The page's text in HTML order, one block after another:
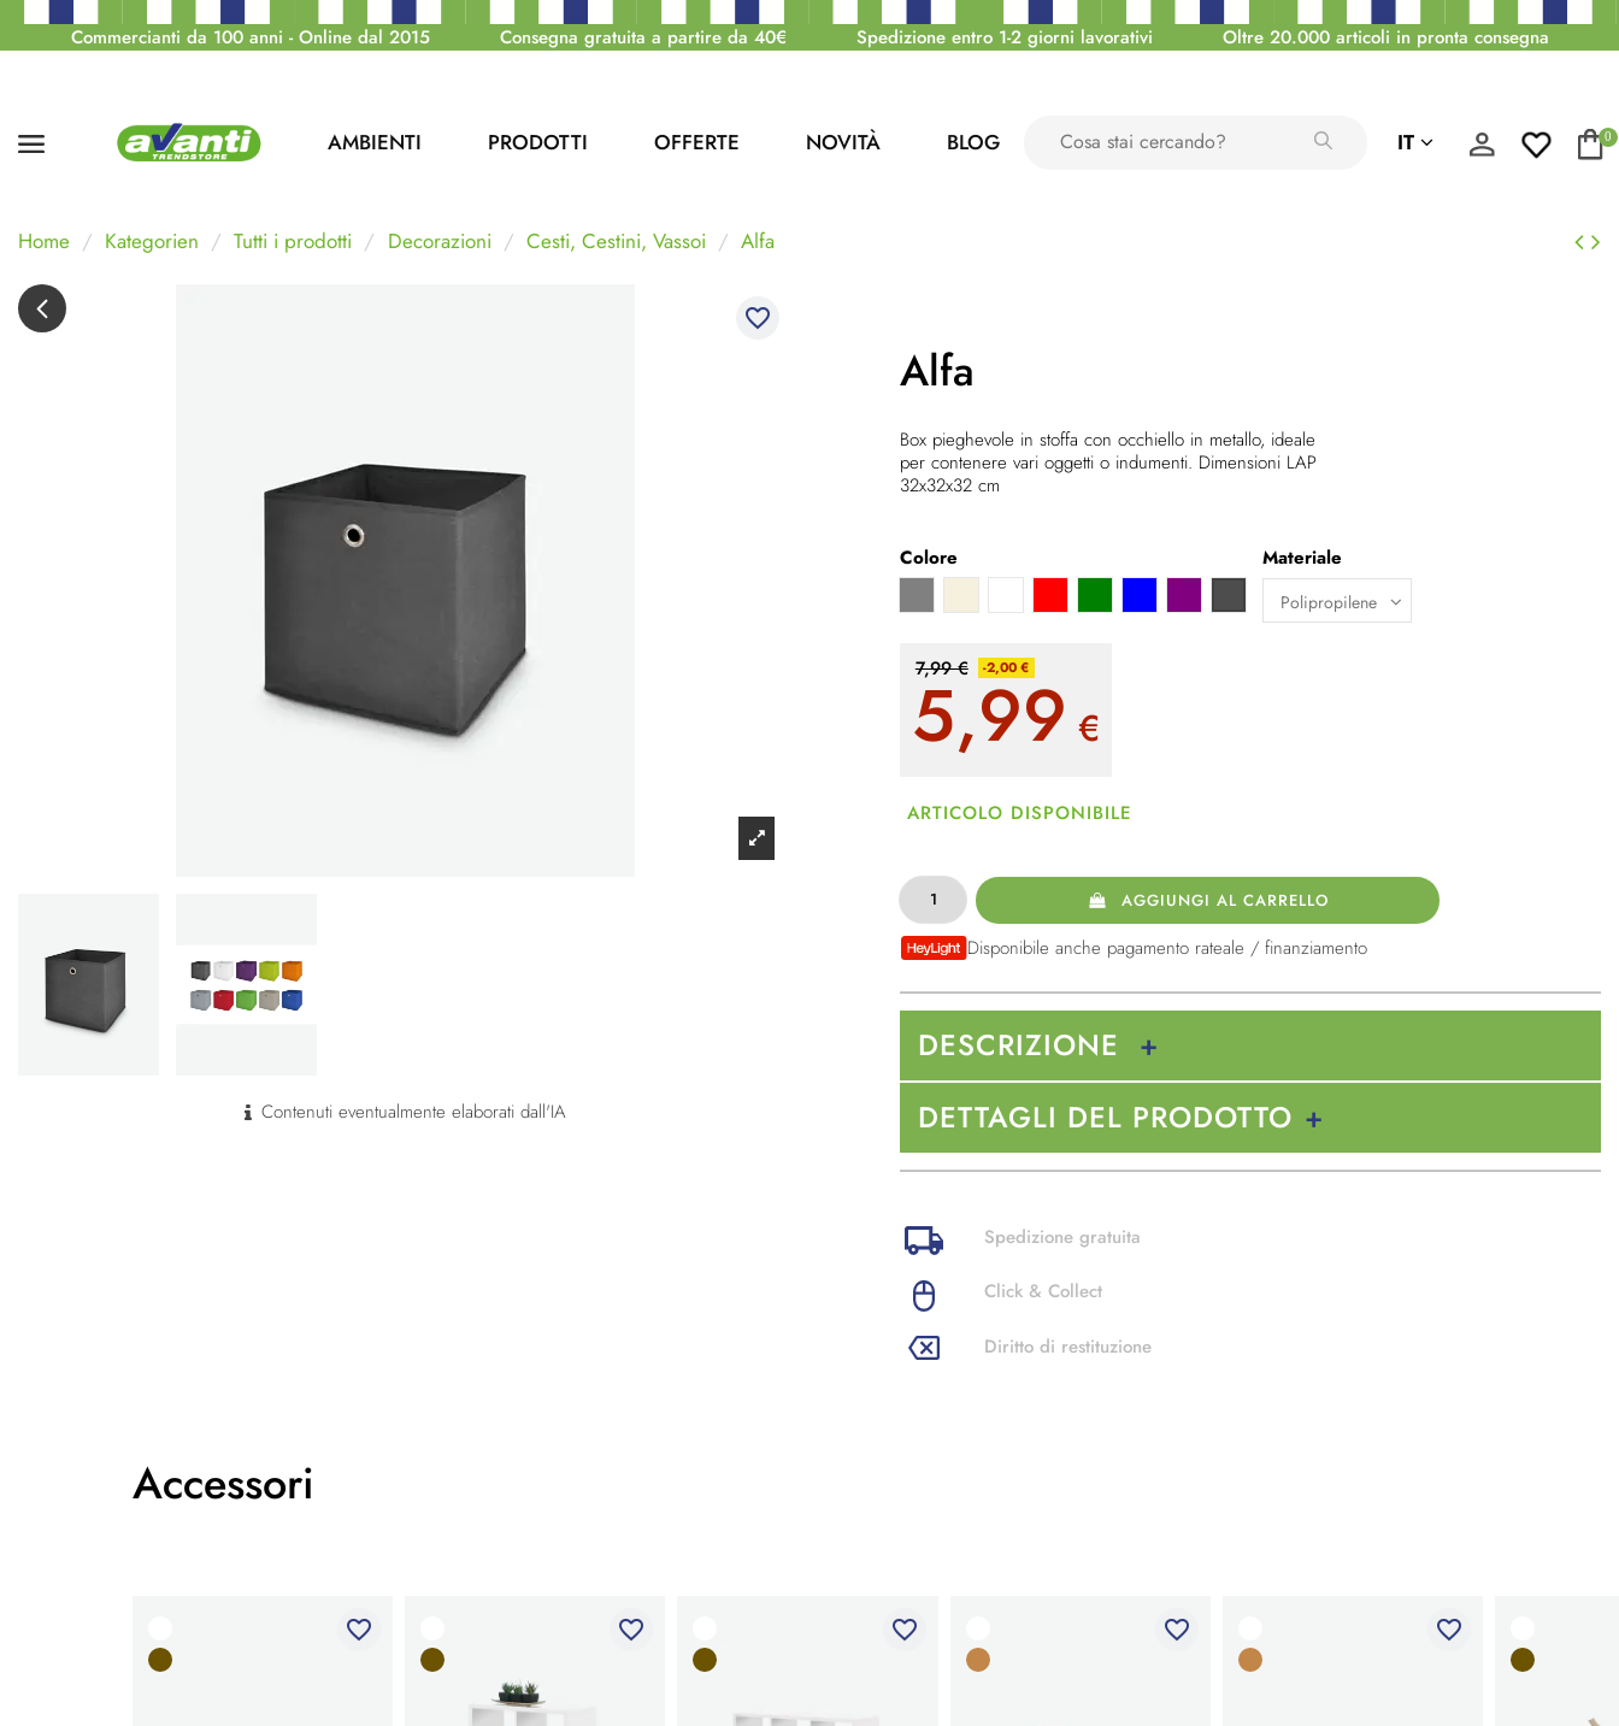
Commercianti da 100 anni - Online dal 2015 Consegna gratuita a partire da 40€ Spedizione entro 1-2 giorni lavorativi Oltre 20.000 articoli in pronta consegna
AMBIENTI PRODOTTI OFFERTE NOVITÀ BLOG IT 0
Home Kategorien Tutti i prodotti Decorazioni Cesti, Cestini, Vassoi Alfa
favorite_border
Contenuti eventualmente elaborati dall'IA
Alfa
Box pieghevole in stoffa con occhiello in metallo, ideale
per contenere vari oggetti o indumenti. Dimensioni LAP
32x32x32 cm
Colore
Grigio scuro
Materiale
7,99 € -2,00 €
5,99 €
ARTICOLO DISPONIBILE
AGGIUNGI AL CARRELLO
Disponibile anche pagamento rateale / finanziamento
DESCRIZIONE
DETTAGLI DEL PRODOTTO
Spedizione gratuita
Click & Collect
Diritto di restituzione
Accessori
favorite_border favorite_border favorite_border favorite_border favorite_border